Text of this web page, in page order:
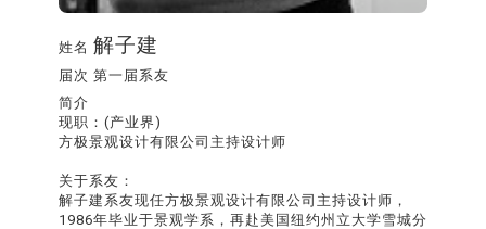
姓名 解子建
届次 第一届系友
简介
现职：(产业界)
方极景观设计有限公司主持设计师
关于系友：
解子建系友现任方极景观设计有限公司主持设计师，
1986年毕业于景观学系，再赴美国纽约州立大学雪城分